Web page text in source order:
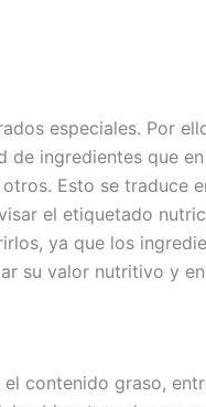
especiales. Por
de ingredientes que
Esto se traduce
el etiquetado
ya que los
su valor nutritivo y
contenido graso,